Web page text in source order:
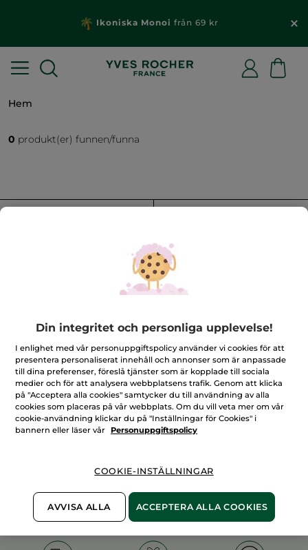
Ikoniska Monoi från 69 kr
Hem
0 produkt(er) funnen/funna
100%vegetabiliska
ingredienser
60 hektar
ekologiska odlingar
Din integritet och personliga upplevelse!
I enlighet med vår personuppgiftspolicy använder vi cookies för att
presentera personaliserat innehåll och annonser som är anpassade
till dina preferenser, föreslå tjänster som är kopplade till sociala
medier och för att analysera webbplatsens trafik. Genom att klicka
på "Acceptera alla cookies" samtycker du till användning av alla
cookies som placeras på vår webbplats. Om du vill veta mer om vår
cookie-användning klickar du på "Inställningar för Cookies" i
bannern eller läser vår
Personuppgiftspolicy
COOKIE-INSTÄLLNINGAR
AVVISA ALLA ACCEPTERA ALLA COOKIES